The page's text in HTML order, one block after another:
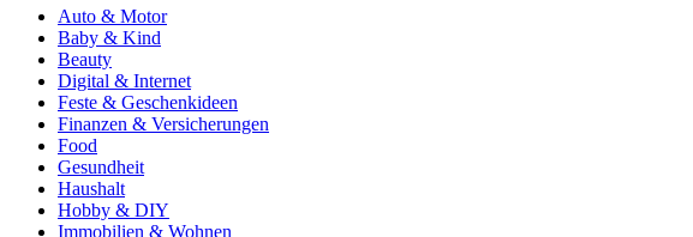
Auto & Motor
Baby & Kind
Beauty
Digital & Internet
Feste & Geschenkideen
Finanzen & Versicherungen
Food
Gesundheit
Haushalt
Hobby & DIY
Immobilien & Wohnen